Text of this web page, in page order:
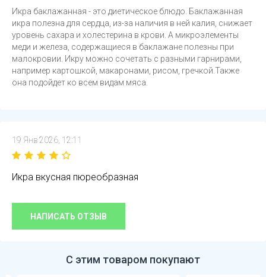
Икра баклажанная - это диетическое блюдо. Баклажанная
икра полезна для сердца, из-за наличия в ней калия, снижает
уровень сахара и холестерина в крови. А микроэлементы
меди и железа, содержащиеся в баклажане полезны при
малокровии. Икру можно сочетать с разными гарнирами,
например картошкой, макаронами, рисом, гречкой.Также
она подойдет ко всем видам мяса.
19 Янв 2026, 12:11
Икра вкусная пюреобразная
НАПИСАТЬ ОТЗЫВ
С этим товаром покупают